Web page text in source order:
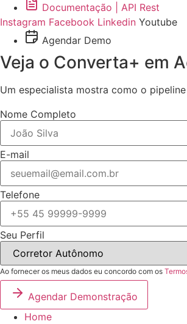
Documentação | API Rest
Instagram Facebook Linkedin Youtube
Agendar Demo
Veja o Converta+ em
Um especialista mostra como o
Nome Completo
E-mail
Telefone
Seu Perfil
Ao fornecer os meus dados eu concordo com os
Agendar Demonstração
Home